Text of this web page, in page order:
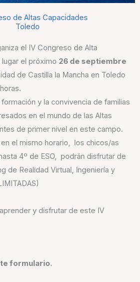
de Altas Capacidades
Toledo
el IV Congreso de Alta
el próximo 26 de septiembre
de Castilla la Mancha en Toledo
y la convivencia de familias
en el mundo de las Altas
de primer nivel en este campo.
el mismo horario, los chicos/as
4º de ESO, podrán disfrutar de
de Realidad Virtual, Ingeniería y
y disfrutar de este IV
formulario.